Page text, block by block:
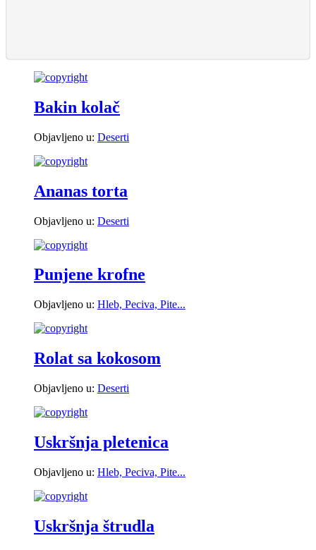
Bakin kolač
Objavljeno u: Deserti
Ananas torta
Objavljeno u: Deserti
Punjene krofne
Objavljeno u: Hleb, Peciva, Pite...
Rolat sa kokosom
Objavljeno u: Deserti
Uskršnja pletenica
Objavljeno u: Hleb, Peciva, Pite...
Uskršnja štrudla